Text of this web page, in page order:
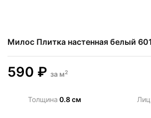
Милос Плитка настенная белый
590 ₽ за м2
Толщина 0.8 см